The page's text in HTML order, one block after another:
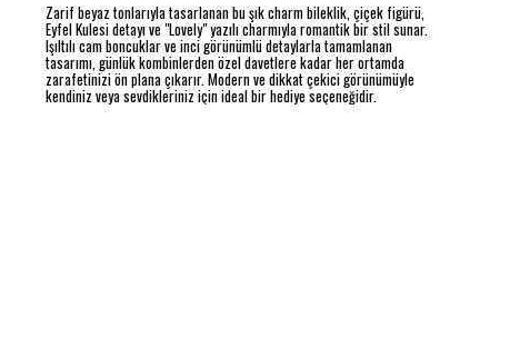
Zarif beyaz tonlarıyla tasarlanan bu şık charm bileklik, çiçek figürü,
Eyfel Kulesi detayı ve "Lovely" yazılı charmıyla romantik bir stil sunar.
Işıltılı cam boncuklar ve inci görünümlü detaylarla tamamlanan
tasarımı, günlük kombinlerden özel davetlere kadar her ortamda
zarafetinizi ön plana çıkarır. Modern ve dikkat çekici görünümüyle
kendiniz veya sevdikleriniz için ideal bir hediye seçeneğidir.